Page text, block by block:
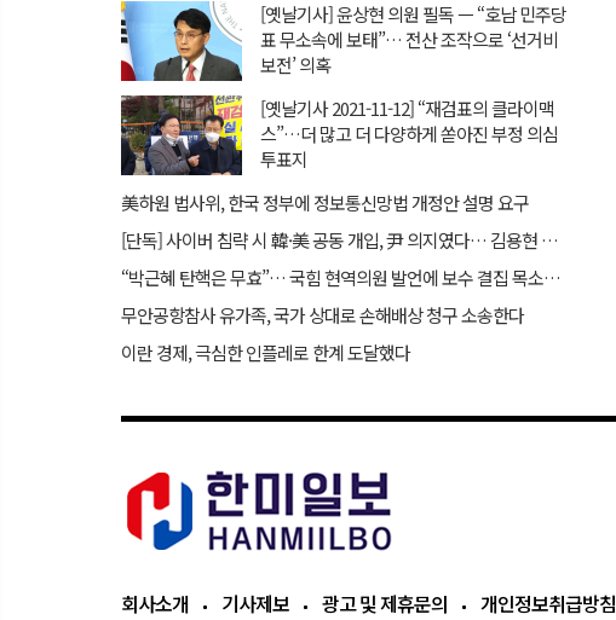
[옛날기사] 윤상현 의원 필독 ㅡ “호남 민주당
표 무소속에 보태”… 전산 조작으로 ‘선거비
보전’ 의혹
[옛날기사 2021-11-12] “재검표의 클라이맥
스”…더 많고 더 다양하게 쏟아진 부정 의심
투표지
美하원 법사위, 한국 정부에 정보통신망법 개정안 설명 요구
[단독] 사이버 침략 시 韓·美 공동 개입, 尹 의지였다… 김용현 장관 옥중 서신서 밝혀
“박근혜 탄핵은 무효”… 국힘 현역의원 발언에 보수 결집 목소리 고조
무안공항참사 유가족, 국가 상대로 손해배상 청구 소송한다
이란 경제, 극심한 인플레로 한계 도달했다
회사소개 기사제보 광고 및 제휴문의 개인정보취급방침